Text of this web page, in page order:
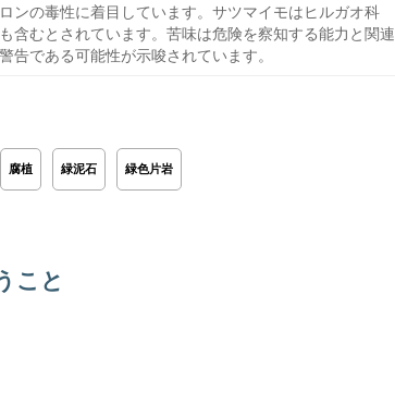
ンの毒性に着目しています。サツマイモはヒルガオ科
含むとされています。苦味は危険を察知する能力と関連
告である可能性が示唆されています。
腐植 緑泥石 緑色片岩
こと